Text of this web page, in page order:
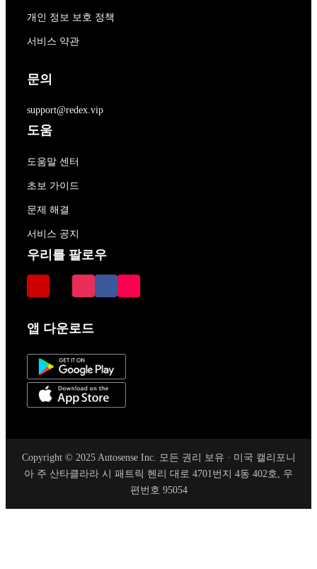
개인 정보 보호 정책
서비스 약관
문의
support@redex.vip
도움
도움말 센터
초보 가이드
문제 해결
서비스 공지
우리를 팔로우
앱 다운로드
Copyright © 2025 Autosense Inc. 모든 권리 보유 · 미국 캘리포니
아 주 산타클라라 시 패트릭 헨리 대로 4701번지 4동 402호, 우
편번호 95054